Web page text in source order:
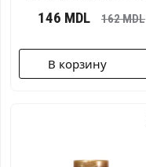
146 MDL 162MDL
В корзину